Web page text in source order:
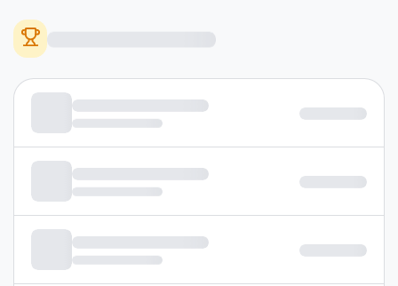
Skill
Skill